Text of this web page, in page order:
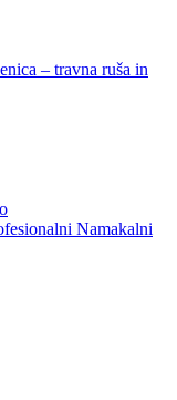
– travna ruša in
Namakalni